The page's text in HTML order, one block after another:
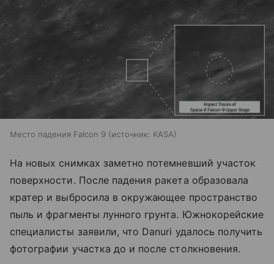
Место падения Falcon 9 источник: KASA
На новых снимках заметно потемневший участок
поверхности. После падения ракета образовала
кратер и выбросила в окружающее пространство
пыль и фрагменты лунного грунта. Южнокорейские
специалисты заявили, что Danuri удалось получить
фотографии участка до и после столкновения.